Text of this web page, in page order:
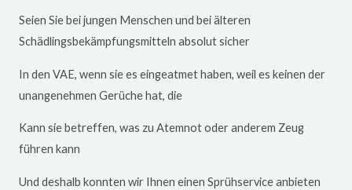
Seien Sie bei jungen Menschen und bei älteren
Schädlingsbekämpfungsmitteln absolut sicher
In den VAE, wenn sie es eingeatmet haben, weil es keinen der
unangenehmen Gerüche hat, die
Kann sie betreffen, was zu Atemnot oder anderem Zeug
führen kann
Und deshalb konnten wir Ihnen einen Sprühservice anbieten